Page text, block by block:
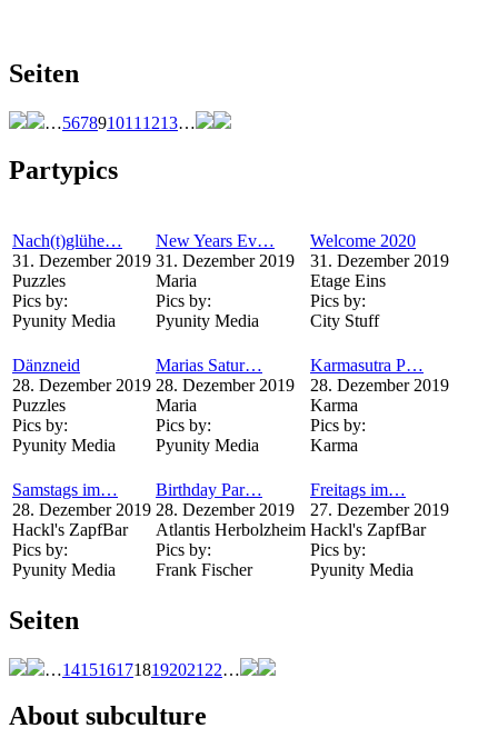
Seiten
…567891011 1213…
Partypics
Nach(t)glühe…
31. Dezember 2019
Puzzles
Pics by:
Pyunity Media
New Years Ev…
31. Dezember 2019
Maria
Pics by:
Pyunity Media
Welcome 2020
31. Dezember 2019
Etage Eins
Pics by:
City Stuff
Dänzneid
28. Dezember 2019
Puzzles
Pics by:
Pyunity Media
Marias Satur…
28. Dezember 2019
Maria
Pics by:
Pyunity Media
Karmasutra P…
28. Dezember 2019
Karma
Pics by:
Karma
Samstags im…
28. Dezember 2019
Hackl's ZapfBar
Pics by:
Pyunity Media
Birthday Par…
28. Dezember 2019
Atlantis Herbolzheim
Pics by:
Frank Fischer
Freitags im…
27. Dezember 2019
Hackl's ZapfBar
Pics by:
Pyunity Media
Seiten
…1415161718192021 22…
About subculture